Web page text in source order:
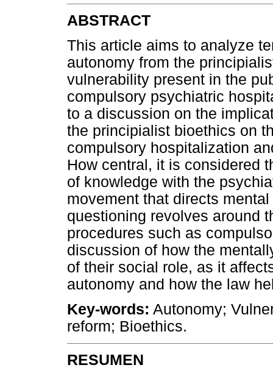
ABSTRACT
This article aims to analyze
autonomy from the
vulnerability present in the
compulsory psychiatric
to a discussion on the
the principialist bioethics on
compulsory hospitalization
How central, it is considered
of knowledge with the
movement that directs
questioning revolves around
procedures such as
discussion of how the
of their social role, as it
autonomy and how the law
Key-words: Autonomy;
reform; Bioethics.
RESUMEN